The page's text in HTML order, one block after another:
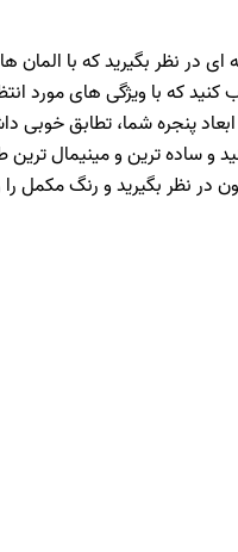
ای در نظر بگیرید که با
که با ویژگی های مورد
پنجره شما، تطابق خوبی
ساده ترین و مینیمال ترین
در نظر بگیرید و رنگ مکمل